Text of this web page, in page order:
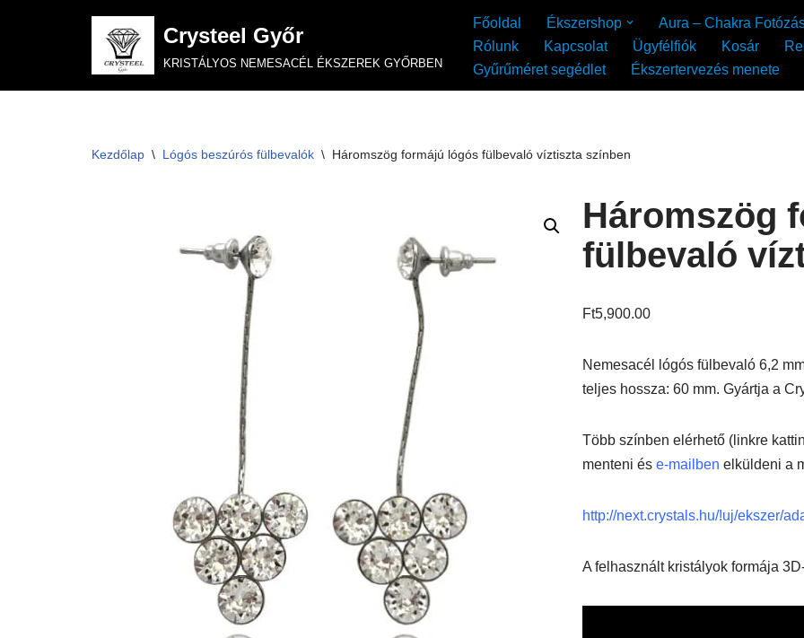
Crysteel Győr
KRISTÁLYOS NEMESACÉL ÉKSZEREK GYŐRBEN
Főoldal Ékszershop Aura – Chakra
Rólunk
Kapcsolat Ügyfélfiók Kosár
Gyűrűméret segédlet
Ékszertervezés menete
Kezdőlap \ Lógós beszúrós fülbevalók \ Háromszög formájú lógós fülbevaló víztiszta színben
Háromszög
fülbevaló
Ft5,900.00
Nemesacél lógós fülbevaló 6,2
teljes hossza: 60 mm. Gyártja a
Több színben elérhető (linkre
menteni ése-mailben elküldeni a
http://next.crystals.hu/!uj/ekszer/
A felhasznált kristályok formája